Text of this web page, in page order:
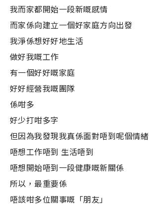
我而家都開始一段新嘅感情
而家係向建立一個好家庭方向出發
我淨係想好好地生活
做好我嘅工作
有一個好好嘅家庭
好好經營我嘅團隊
係咁多
好少打咁多字
但因為我發現我真係面對唔到呢個情緒
唔想工作唔到 生活唔到
唔想開始唔到一段健康嘅新關係
所以，最重要係
唔該咁多位關事嘅「朋友」